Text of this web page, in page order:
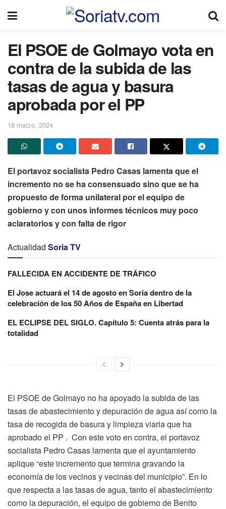
El PSOE de Golmayo vota en
contra de la subida de las
tasas de agua y basura
aprobada por el PP
18 marzo, 2024
El portavoz socialista Pedro Casas lamenta que el
incremento no se ha consensuado sino que se ha
propuesto de forma unilateral por el equipo de
gobierno y con unos informes técnicos muy poco
aclaratorios y con falta de rigor
Actualidad Soria TV
FALLECIDA EN ACCIDENTE DE TRÁFICO
El Jose actuará el 14 de agosto en Soria dentro de la
celebración de los 50 Años de España en Libertad
EL ECLIPSE DEL SIGLO. Capítulo 5: Cuenta atrás para la
totalidad
El PSOE de Golmayo no ha apoyado la subida de las
tasas de abastecimiento y depuración de agua así como la
tasa de recogida de basura y limpieza viaria que ha
aprobado el PP . Con este voto en contra, el portavoz
socialista Pedro Casas lamenta que el ayuntamiento
aplique “este incremento que termina gravando la
economía de los vecinos y vecinas del municipio”. En lo
que respecta a las tasas de agua, tanto el abastecimiento
como la depuración, el equipo de gobierno de Benito